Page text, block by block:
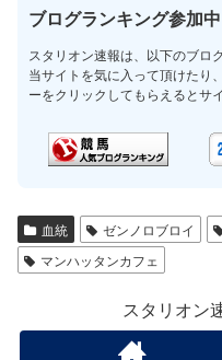
ブログランキング参加中
スタリオン速報は、以下のブロ
当サイトを気に入って頂けたり
ーをクリックしてもらえるとサ
血統 ゼンノロブロイ
マンハッタンカフェ
スタリオン